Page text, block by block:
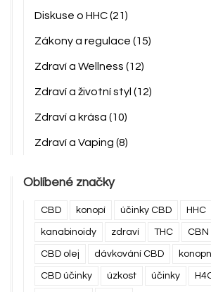
Diskuse o HHC(21)
Zákony a regulace (15)
Zdraví a Wellness (12)
Zdraví a životní styl (12)
Zdraví a krása (10)
Zdraví a Vaping (8)
Oblíbené značky
CBD konopí účinky CBD HHC
kanabinoidy zdraví THC CBN
CBD olej dávkování CBD
CBD účinky úzkost účinky